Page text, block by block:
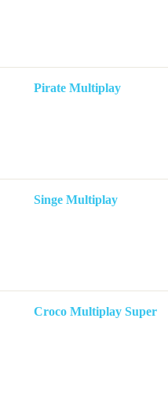
Pirate Multiplay
Singe Multiplay
Croco Multiplay Super